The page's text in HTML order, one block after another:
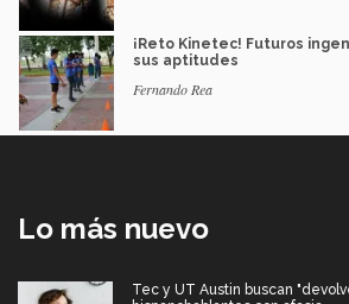
¡Reto Kinetec! Futuros
sus aptitudes
Fernando Rea
Lo más nuevo
Tec y UT Austin buscan